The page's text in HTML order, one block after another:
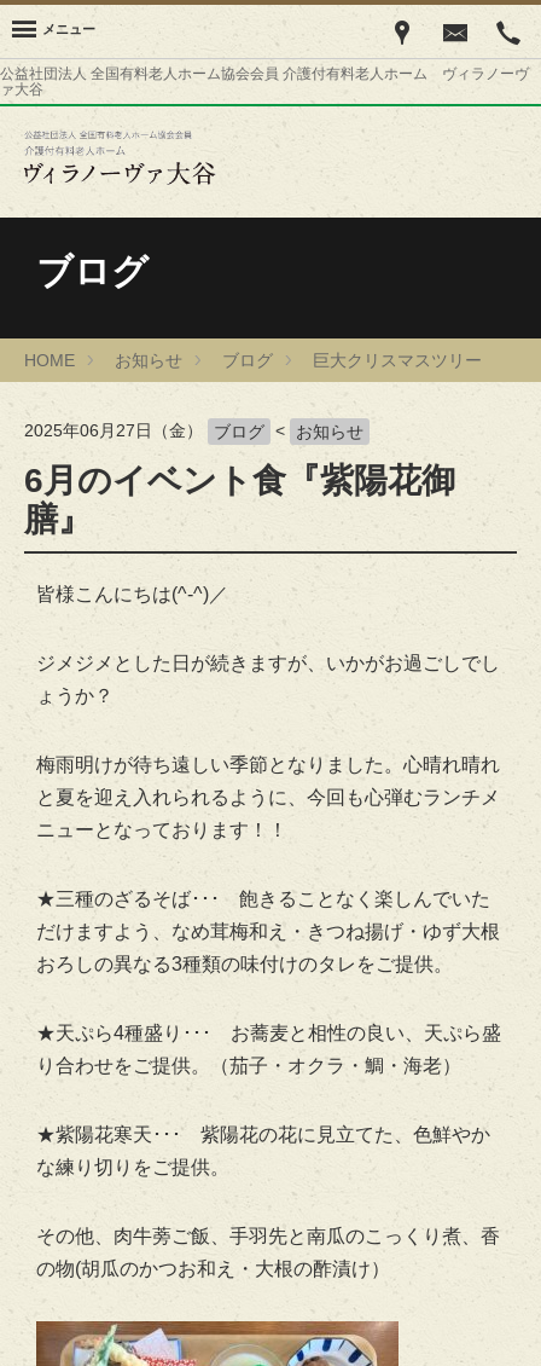
公益社団法人 全国有料老人ホーム協会会員 介護付有料老人ホーム ヴィラノーヴ
ァ大谷
メニュー
ブログ
HOME お知らせ ブログ 巨大クリスマスツリー
2025年06月27日（金） ブログ < お知らせ
6月のイベント食『紫陽花御
膳』
皆様こんにちは(^-^)／
ジメジメとした日が続きますが、いかがお過ごしでし
ょうか？
梅雨明けが待ち遠しい季節となりました。心晴れ晴れ
と夏を迎え入れられるように、今回も心弾むランチメ
ニューとなっております！！
★三種のざるそば･･･ 飽きることなく楽しんでいた
だけますよう、なめ茸梅和え・きつね揚げ・ゆず大根
おろしの異なる3種類の味付けのタレをご提供。
★天ぷら4種盛り･･･ お蕎麦と相性の良い、天ぷら盛
り合わせをご提供。（茄子・オクラ・鯛・海老）
★紫陽花寒天･･･ 紫陽花の花に見立てた、色鮮やか
な練り切りをご提供。
その他、肉牛蒡ご飯、手羽先と南瓜のこっくり煮、香
の物(胡瓜のかつお和え・大根の酢漬け）